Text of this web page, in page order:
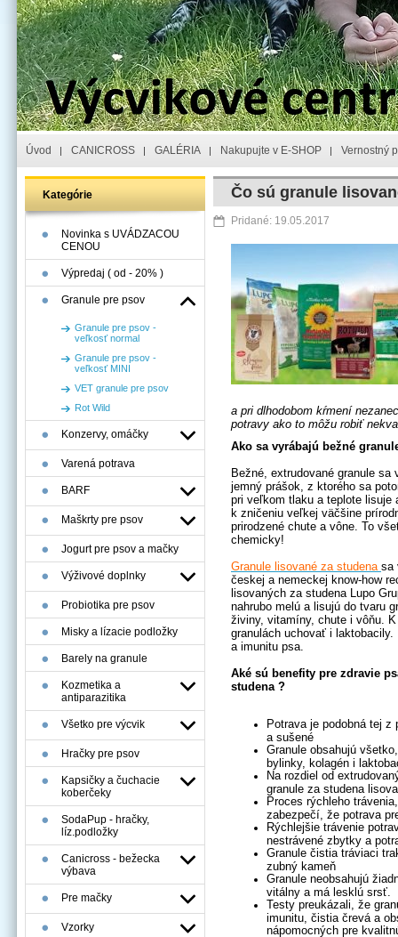
Úvod CANICROSS GALÉRIA Nakupujte v E-SHOP Vernostný
Kategórie
Novinka s UVÁDZACOU
CENOU
Výpredaj ( od - 20% )
Granule pre psov
Granule pre psov -
veľkosť normal
Granule pre psov -
veľkosť MINI
VET granule pre psov
Rot Wild
Konzervy, omáčky
Varená potrava
BARF
Maškrty pre psov
Jogurt pre psov a mačky
Výživové doplnky
Probiotika pre psov
Misky a lízacie podložky
Barely na granule
Kozmetika a
antiparazitika
Všetko pre výcvik
Hračky pre psov
Kapsičky a čuchacie
koberčeky
SodaPup - hračky,
líz.podložky
Canicross - bežecka
výbava
Pre mačky
Vzorky
Čo sú granule
Pridané: 19.05.2017
a pri dlhodobom kŕmení
potravy ako to môžu robiť
Ako sa vyrábajú bežné
Bežné, extrudované granule
jemný prášok, z ktorého sa
pri veľkom tlaku a teplote lisuje
k zničeniu veľkej väčšine
prirodzené chute a vône. To
chemicky!
Granule lisované za studena sa
českej a nemeckej know-how
lisovaných za studena Lupo
nahrubo melú a lisujú do tvaru
živiny, vitamíny, chute i vôňu.
granulách uchovať i
a imunitu psa.
Aké sú benefity pre zdravie
studena ?
Potrava je podobná tej
a sušené
Granule obsahujú
bylinky, kolagén i
Na rozdiel od
granule za studena
Proces rýchleho
zabezpečí, že potrava
Rýchlejšie trávenie
nestrávené zbytky a
Granule čistia tráviaci
zubný kameň
Granule neobsahujú
vitálny a má lesklú srsť.
Testy preukázali, že
imunitu, čistia črevá a
nápomocných pre